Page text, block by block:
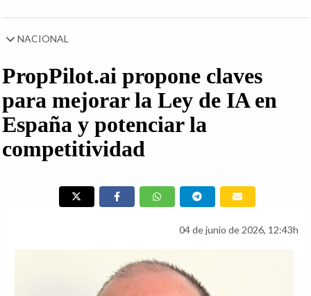
NACIONAL
PropPilot.ai propone claves
para mejorar la Ley de IA en
España y potenciar la
competitividad
04 de junio de 2026, 12:43h